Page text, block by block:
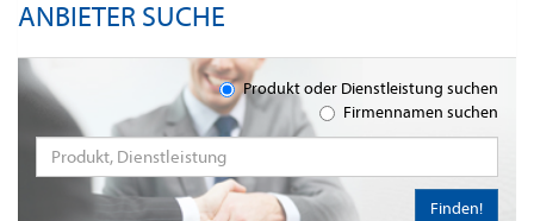
ANBIETER SUCHE
Produkt oder Dienstleistung suchen
Firmennamen suchen
Finden!